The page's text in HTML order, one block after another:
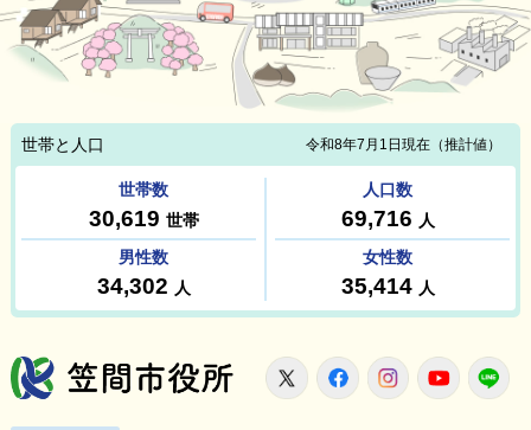
笠間市役所
X FacebookInstagram